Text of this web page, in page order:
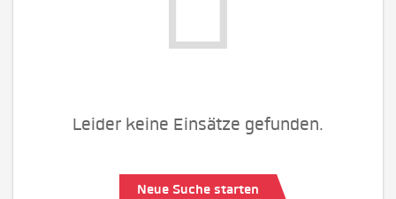
Leider keine Einsätze gefunden.
Neue Suche starten